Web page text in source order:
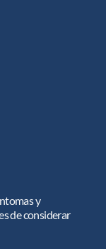
y
de considerar